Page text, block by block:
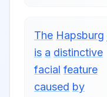
The Hapsburg
is a distinctive
facial feature
caused by